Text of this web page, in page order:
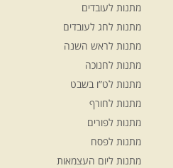
מתנות לעובדים
מתנות לחג לעובדים
מתנות לראש השנה
מתנות לחנוכה
מתנות לט”ו בשבט
מתנות לחורף
מתנות לפורים
מתנות לפסח
מתנות ליום העצמאות